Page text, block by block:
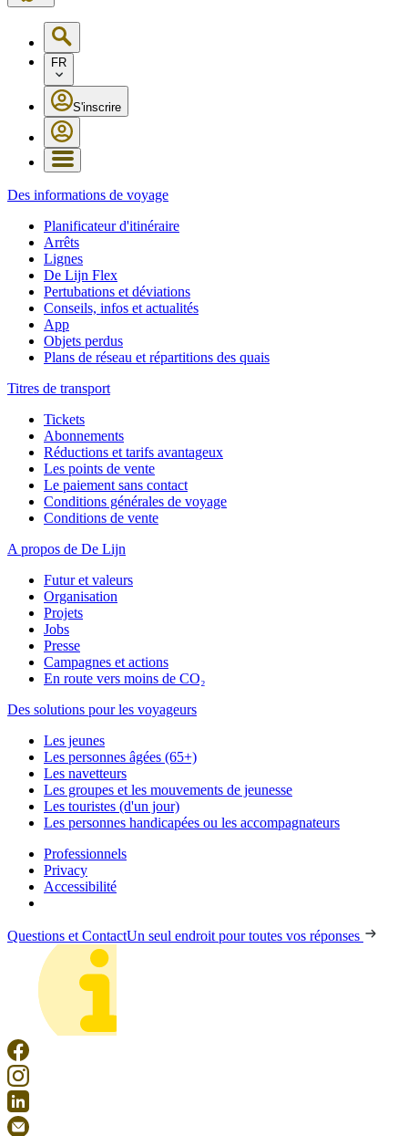
FR
S'inscrire
Des informations de voyage
Planificateur d'itinéraire
Arrêts
Lignes
De Lijn Flex
Pertubations et déviations
Conseils, infos et actualités
App
Objets perdus
Plans de réseau et répartitions des quais
Titres de transport
Tickets
Abonnements
Réductions et tarifs avantageux
Les points de vente
Le paiement sans contact
Conditions générales de voyage
Conditions de vente
A propos de De Lijn
Futur et valeurs
Organisation
Projets
Jobs
Presse
Campagnes et actions
En route vers moins de CO₂
Des solutions pour les voyageurs
Les jeunes
Les personnes âgées (65+)
Les navetteurs
Les groupes et les mouvements de jeunesse
Les touristes (d'un jour)
Les personnes handicapées ou les accompagnateurs
Professionnels
Privacy
Accessibilité
Questions et ContactUn seul endroit pour toutes vos réponses